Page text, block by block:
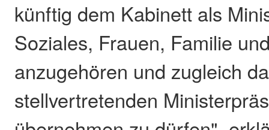
künftig dem Kabinett als
Soziales, Frauen, Familie
anzugehören und zugleich
stellvertretenden